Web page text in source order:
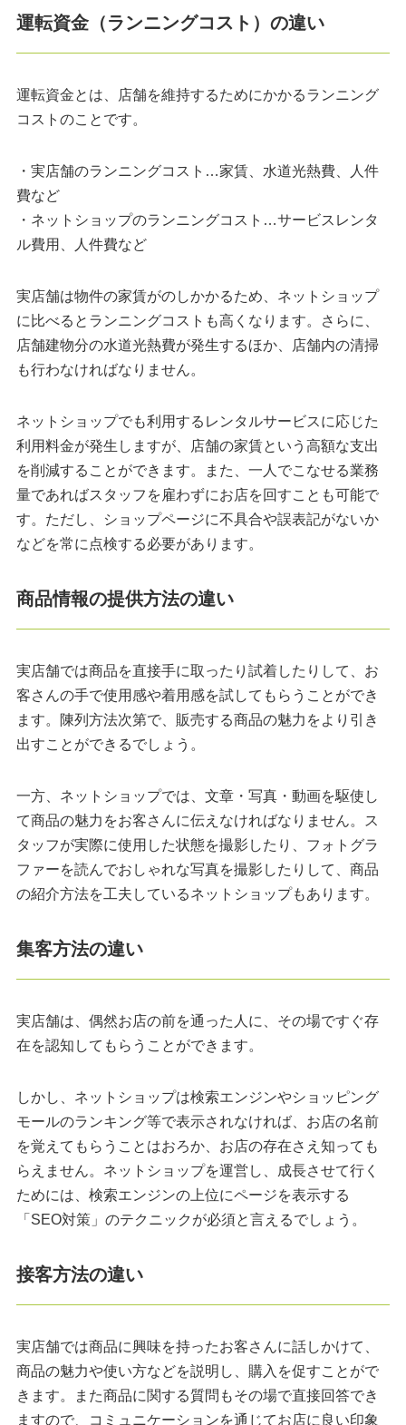
運転資金（ランニングコスト）の違い
運転資金とは、店舗を維持するためにかかるランニング
コストのことです。
・実店舗のランニングコスト…家賃、水道光熱費、人件
費など
・ネットショップのランニングコスト…サービスレンタ
ル費用、人件費など
実店舗は物件の家賃がのしかかるため、ネットショップ
に比べるとランニングコストも高くなります。さらに、
店舗建物分の水道光熱費が発生するほか、店舗内の清掃
も行わなければなりません。
ネットショップでも利用するレンタルサービスに応じた
利用料金が発生しますが、店舗の家賃という高額な支出
を削減することができます。また、一人でこなせる業務
量であればスタッフを雇わずにお店を回すことも可能で
す。ただし、ショップページに不具合や誤表記がないか
などを常に点検する必要があります。
商品情報の提供方法の違い
実店舗では商品を直接手に取ったり試着したりして、お
客さんの手で使用感や着用感を試してもらうことができ
ます。陳列方法次第で、販売する商品の魅力をより引き
出すことができるでしょう。
一方、ネットショップでは、文章・写真・動画を駆使し
て商品の魅力をお客さんに伝えなければなりません。ス
タッフが実際に使用した状態を撮影したり、フォトグラ
ファーを読んでおしゃれな写真を撮影したりして、商品
の紹介方法を工夫しているネットショップもあります。
集客方法の違い
実店舗は、偶然お店の前を通った人に、その場ですぐ存
在を認知してもらうことができます。
しかし、ネットショップは検索エンジンやショッピング
モールのランキング等で表示されなければ、お店の名前
を覚えてもらうことはおろか、お店の存在さえ知っても
らえません。ネットショップを運営し、成長させて行く
ためには、検索エンジンの上位にページを表示する
「SEO対策」のテクニックが必須と言えるでしょう。
接客方法の違い
実店舗では商品に興味を持ったお客さんに話しかけて、
商品の魅力や使い方などを説明し、購入を促すことがで
きます。また商品に関する質問もその場で直接回答でき
ますので、コミュニケーションを通じてお店に良い印象